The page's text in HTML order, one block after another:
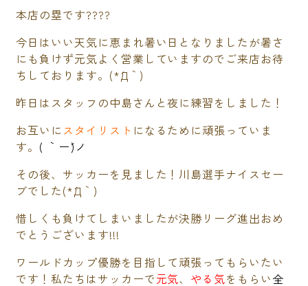
本店の塁です????
今日はいい天気に恵まれ暑い日となりましたが暑さ
にも負けず元気よく営業していますのでご来店お待
ちしております。(*´Д｀)
昨日はスタッフの中島さんと夜に練習をしました！
お互いに スタイリスト になるために頑張っていま
す。 ( ｀ー´)ノ
その後、サッカーを見ました！川島選手ナイスセー
ブでした(*´Д｀)
惜しくも負けてしまいましたが決勝リーグ進出おめ
でとうございます!!!
ワールドカップ優勝を目指して頑張ってもらいたい
です！私たちはサッカーで元気、 やる気をもらい全